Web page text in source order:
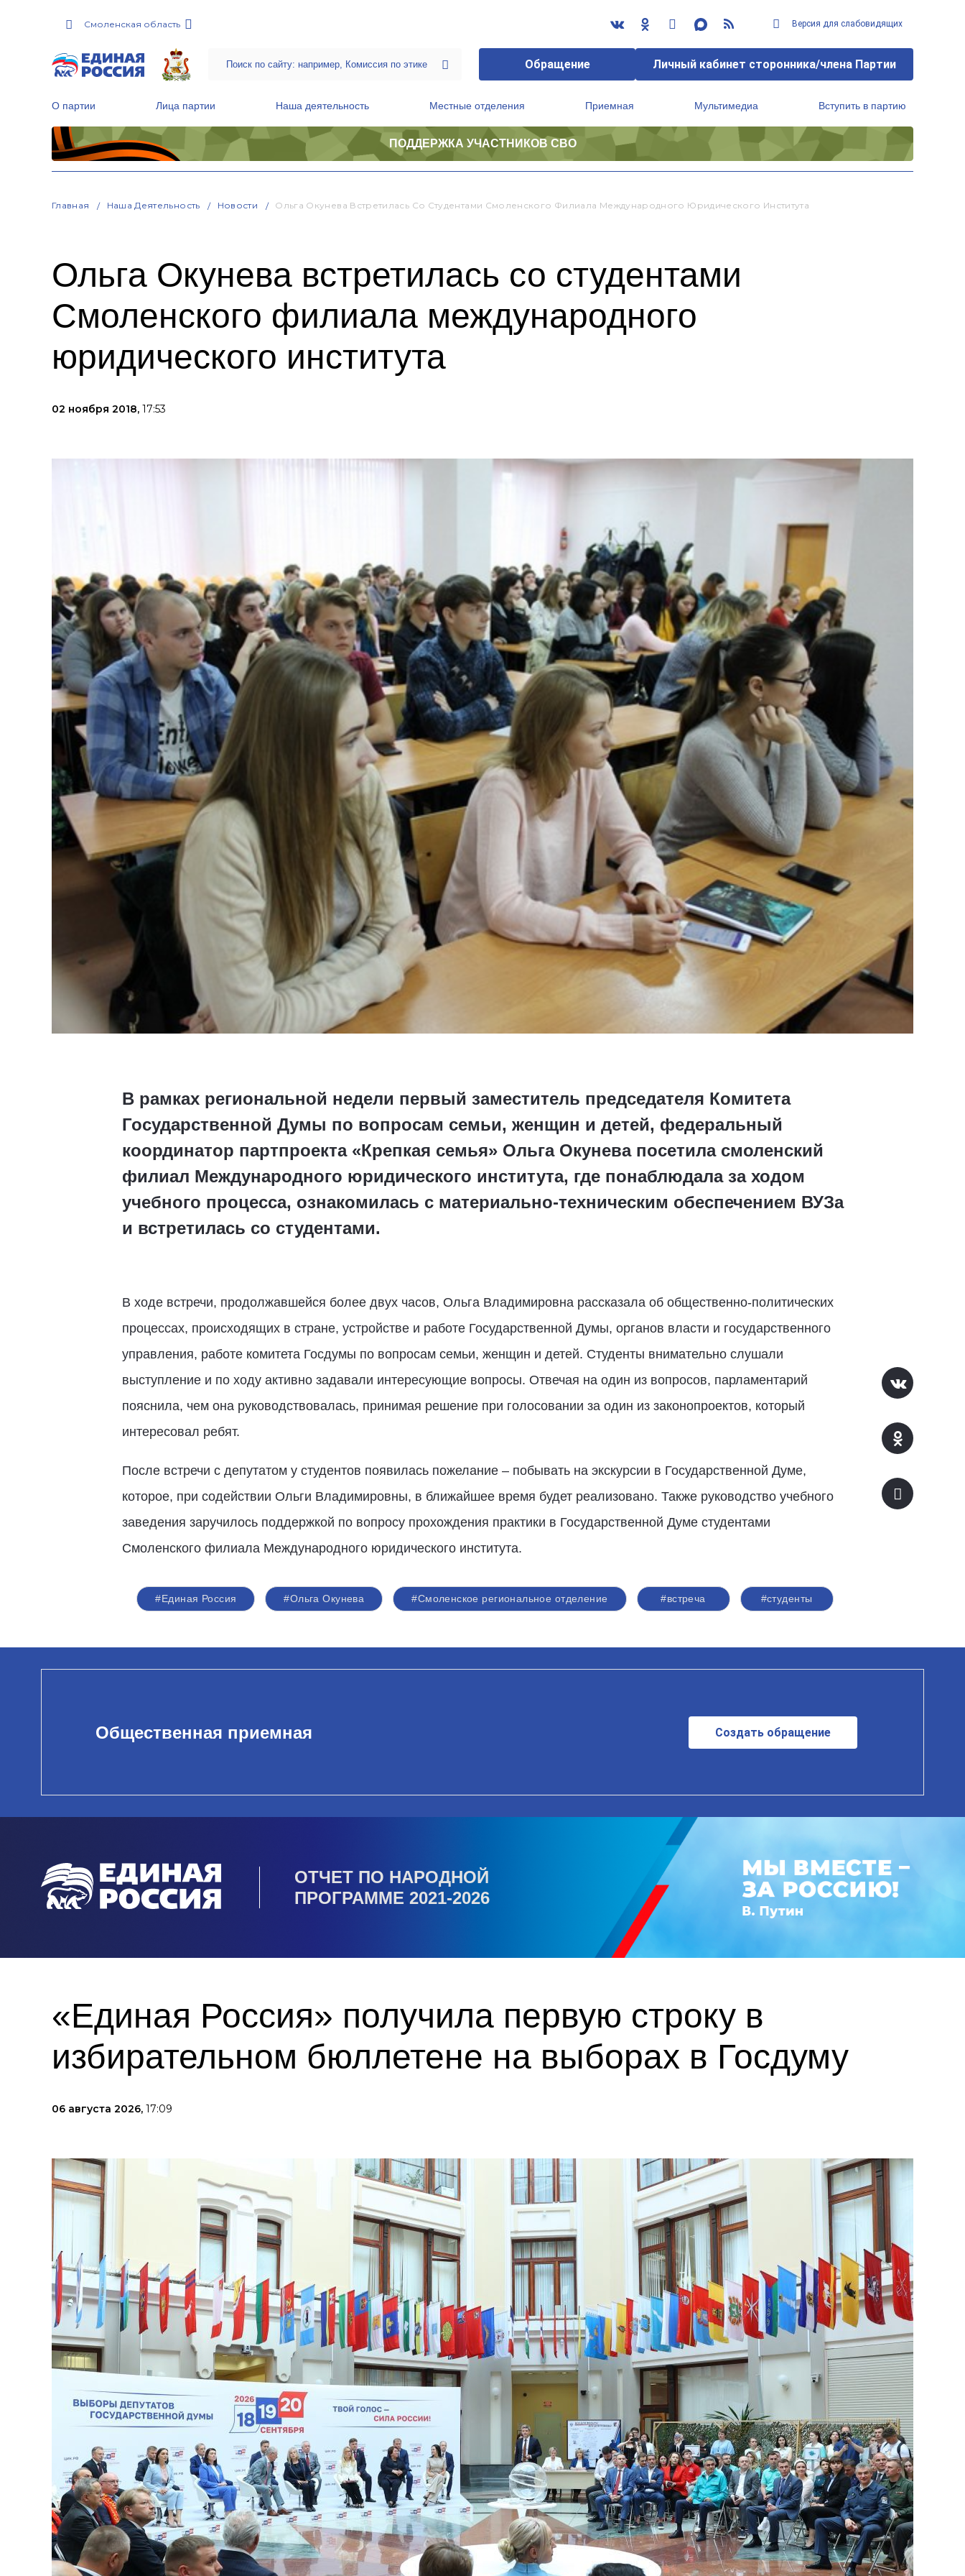
Смоленская область Версия для слабовидящих
Обращение Личный кабинет сторонника/члена Партии
О партии Лица партии Наша деятельность Местные отделения Приемная Мультимедиа Вступить в партию
ПОДДЕРЖКА УЧАСТНИКОВ СВО
Главная Наша Деятельность Новости Ольга Окунева Встретилась Со Студентами Смоленского Филиала Международного Юридического Института
Ольга Окунева встретилась со студентами
Смоленского филиала международного
юридического института
02 ноября 2018, 17:53
В рамках региональной недели первый заместитель председателя Комитета
Государственной Думы по вопросам семьи, женщин и детей, федеральный
координатор партпроекта «Крепкая семья» Ольга Окунева посетила смоленский
филиал Международного юридического института, где понаблюдала за ходом
учебного процесса, ознакомилась с материально-техническим обеспечением ВУЗа
и встретилась со студентами.
В ходе встречи, продолжавшейся более двух часов, Ольга Владимировна рассказала об общественно-политических
процессах, происходящих в стране, устройстве и работе Государственной Думы, органов власти и государственного
управления, работе комитета Госдумы по вопросам семьи, женщин и детей. Студенты внимательно слушали
выступление и по ходу активно задавали интересующие вопросы. Отвечая на один из вопросов, парламентарий
пояснила, чем она руководствовалась, принимая решение при голосовании за один из законопроектов, который
интересовал ребят.
После встречи с депутатом у студентов появилась пожелание – побывать на экскурсии в Государственной Думе,
которое, при содействии Ольги Владимировны, в ближайшее время будет реализовано. Также руководство учебного
заведения заручилось поддержкой по вопросу прохождения практики в Государственной Думе студентами
Смоленского филиала Международного юридического института.
#Единая Россия #Ольга Окунева #Смоленское региональное отделение #встреча #студенты
Общественная приемная Создать обращение
ОТЧЕТ ПО НАРОДНОЙ
ПРОГРАММЕ 2021-2026
«Единая Россия» получила первую строку в
избирательном бюллетене на выборах в Госдуму
06 августа 2026, 17:09